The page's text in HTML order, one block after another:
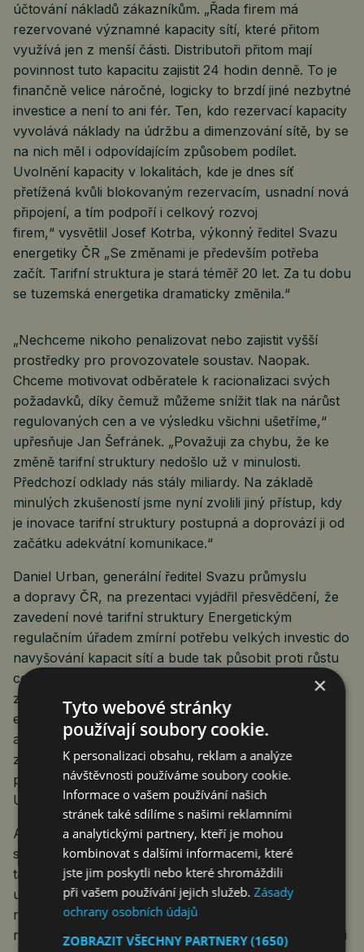
účtování nákladů zákazníkům. „Řada firem má
rezervované významné kapacity sítí, které přitom
využívá jen z menší části. Distributoři přitom mají
povinnost tuto kapacitu zajistit 24 hodin denně. To je
finančně velice náročné, logicky to brzdí jiné nezbytné
investice a není to ani fér. Ten, kdo rezervací kapacity
vyvolává náklady na údržbu a dimenzování sítě, by se
na nich měl i odpovídajícím způsobem podílet.
Uvolnění kapacity v lokalitách, kde je dnes síť
přetížená kvůli blokovaným rezervacím, usnadní nová
připojení, a tím podpoří i celkový rozvoj
firem,“ vysvětlil Josef Kotrba, výkonný ředitel Svazu
energetiky ČR „Se změnami je především potřeba
začít. Tarifní struktura je stará téměř 20 let. Za tu dobu
se tuzemská energetika dramaticky změnila.“
„Nechceme nikoho penalizovat nebo zajistit vyšší
prostředky pro provozovatele soustav. Naopak.
Chceme motivovat odběratele k racionalizaci svých
požadavků, díky čemuž můžeme snížit tlak na nárůst
regulovaných cen a ve výsledku všichni ušetříme,“
upřesňuje Jan Šefránek. „Považuji za chybu, že ke
změně tarifní struktury nedošlo už v minulosti.
Předchozí odklady nás stály miliardy. Na základě
minulých zkušeností jsme nyní zvolili jiný přístup, kdy
je inovace tarifní struktury postupná a doprovází ji od
začátku adekvátní komunikace.“
Daniel Urban, generální ředitel Svazu průmyslu
a dopravy ČR, na prezentaci vyjádřil přesvědčení, že
zavedení nové tarifní struktury Energetickým
regulačním úřadem zmírní potřebu velkých investic do
navyšování kapacit sítí a bude tak působit proti růstu
cen elektřiny pro velké odběratele. „Cena elektřiny
zásadně ovlivňuje konkurenceschopnost českých
energeticky náročných firem na evropském
a světovém trhu. Regulovaná složka ceny, která
zahrnuje zejména náklady na sítě, k tomu významně
přispívá v Česku i v dalších zemích,“ připomněl
Urban.
Aktuální změny zpoplatnění se týkají přibližně 25 tisíc
subjektů na vyšších napěťových hladinách. Změnu
tarifní struktury na hladině nízkého napětí (NN), tedy
u domácností a malých podnikatelů, ERÚ plánuje od
roku 2028 formou pilotních projektů. Následně od
roku 2030 dojde k širšímu nasazení, zpočátku na bázi
×
Tyto webové stránky
používají soubory cookie.
K personalizaci obsahu, reklam a analýze
návštěvnosti používáme soubory cookie.
Informace o vašem používání našich
stránek také sdílíme s našimi reklamními
a analytickými partnery, kteří je mohou
kombinovat s dalšími informacemi, které
jste jim poskytli nebo které shromáždili
při vašem používání jejich služeb.Zásady
ochrany osobních údajů
ZOBRAZIT VŠECHNY PARTNERY(1650)